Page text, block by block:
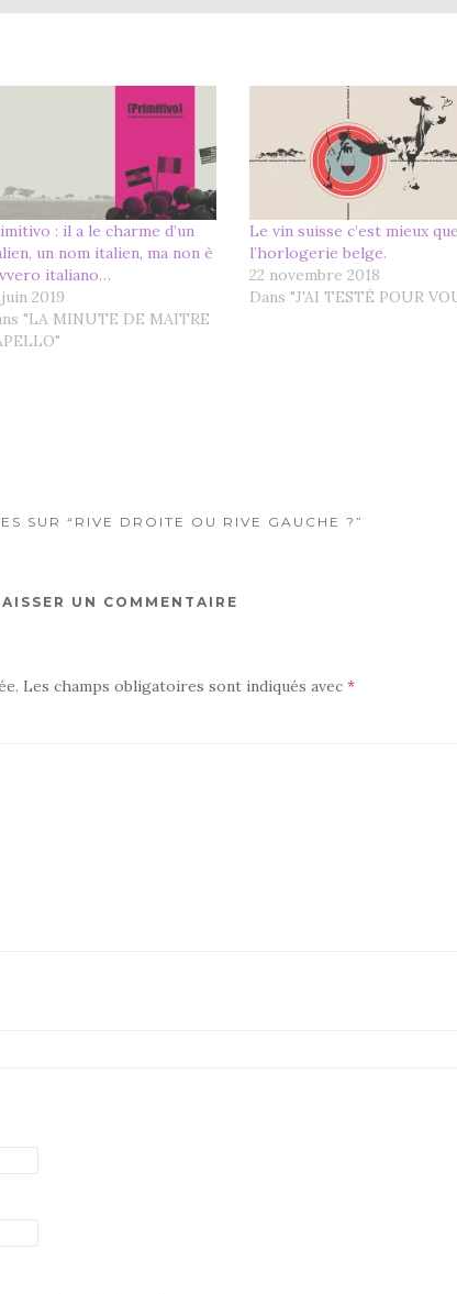
: il a le charme d’un
un nom italien, ma non è
italiano…
juin 2019
"LA MINUTE DE MAITRE
Le vin suisse c’est mieux que
l’horlogerie belge.
22 novembre 2018
Dans "J'AI TESTÉ POUR
SUR “RIVE DROITE OU RIVE GAUCHE ?”
UN COMMENTAIRE
Les champs obligatoires sont indiqués avec *